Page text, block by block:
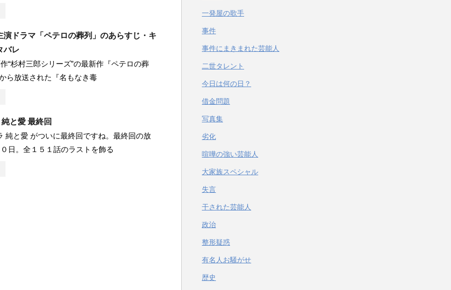
演ドラマ「ペテロの葬列」のあらすじ・キ
バレ
“杉村三郎シリーズ”の最新作『ペテロの葬
ら放送された『名もなき毒
と愛 最終回
純と愛 がついに最終回ですね。最終回の放
日。全１５１話のラストを飾る
一発屋の歌手
事件
事件にまきまれた芸能人
二世タレント
今日は何の日？
借金問題
写真集
劣化
喧嘩の強い芸能人
大家族スペシャル
失言
干された芸能人
政治
整形疑惑
有名人お騒がせ
歴史